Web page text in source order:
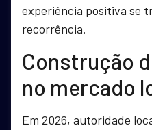
experiência positiva se
recorrência.
Construção
no mercado
Em 2026, autoridade